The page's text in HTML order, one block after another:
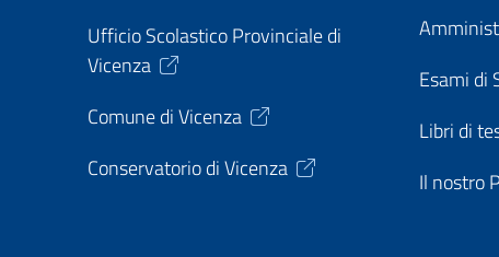
Ufficio Scolastico Provinciale di
Vicenza
Comune di Vicenza
Conservatorio di Vicenza
Esami di
Libri di
Il nostro